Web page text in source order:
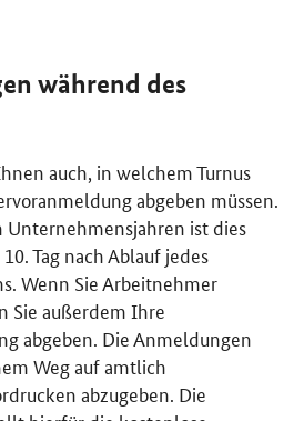
während des
auch, in welchem Turnus
abgeben müssen.
ist dies
Tag nach Ablauf jedes
Wenn Sie Arbeitnehmer
Sie außerdem Ihre
abgeben. Die Anmeldungen
Weg auf amtlich
abzugeben. Die